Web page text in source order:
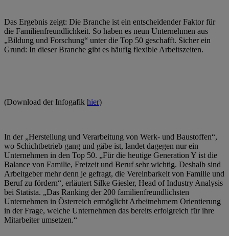
Das Ergebnis zeigt: Die Branche ist ein entscheidender Faktor für
die Familienfreundlichkeit. So haben es neun Unternehmen aus
„Bildung und Forschung“ unter die Top 50 geschafft. Sicher ein
Grund: In dieser Branche gibt es häufig flexible Arbeitszeiten.
(Download der Infogafik hier)
In der „Herstellung und Verarbeitung von Werk- und Baustoffen“,
wo Schichtbetrieb gang und gäbe ist, landet dagegen nur ein
Unternehmen in den Top 50. „Für die heutige Generation Y ist die
Balance von Familie, Freizeit und Beruf sehr wichtig. Deshalb sind
Arbeitgeber mehr denn je gefragt, die Vereinbarkeit von Familie und
Beruf zu fördern“, erläutert Silke Giesler, Head of Industry Analysis
bei Statista. „Das Ranking der 200 familienfreundlichsten
Unternehmen in Österreich ermöglicht Arbeitnehmern Orientierung
in der Frage, welche Unternehmen das bereits erfolgreich für ihre
Mitarbeiter umsetzen.“